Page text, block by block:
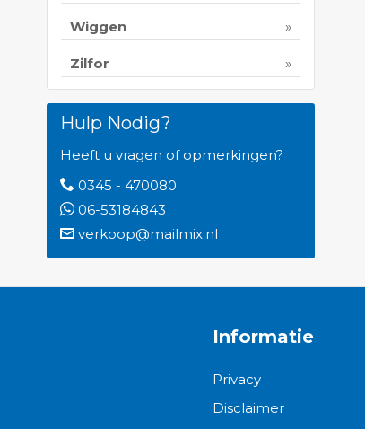
Wiggen
Zilfor
Hulp Nodig?
Heeft u vragen of opmerkingen?
0345 - 470080
06-53184843
verkoop@mailmix.nl
Informatie
Privacy
Disclaimer